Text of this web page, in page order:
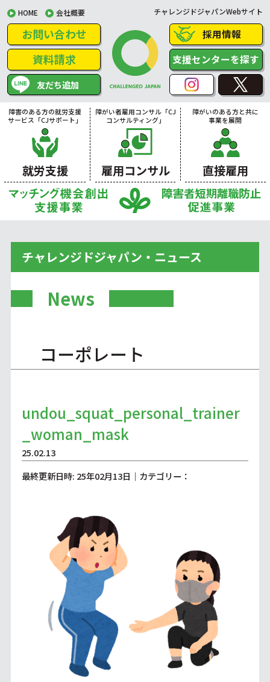
HOME 会社概要 チャレンジドジャパンWebサイト
お問い合わせ
資料請求
友だち追加
採用情報
支援センターを探す
障害のある方の就労支援
サービス「CJサポート」
就労支援
障がい者雇用コンサル「CJ
コンサルティング」
雇用コンサル
障がいのある方と共に
事業を展開
直接雇用
チャレンジドジャパン・ニュース
News
コーポレート
undou_squat_personal_trainer
_woman_mask
25.02.13
最終更新日時: 25年02月13日｜カテゴリー：